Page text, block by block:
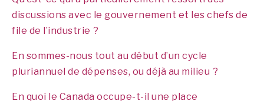
discussions avec le gouvernement et les chefs de
file de l’industrie ?
En sommes-nous tout au début d’un cycle
pluriannuel de dépenses, ou déjà au milieu ?
En quoi le Canada occupe-t-il une place